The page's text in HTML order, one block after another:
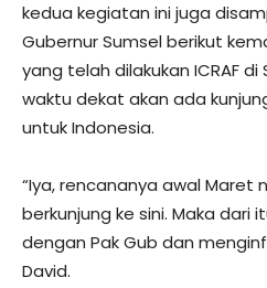
kedua kegiatan ini juga
Gubernur Sumsel berikut
yang telah dilakukan ICRAF
waktu dekat akan ada
untuk Indonesia.
“Iya, rencananya awal Maret
berkunjung ke sini. Maka dari
dengan Pak Gub dan
David.